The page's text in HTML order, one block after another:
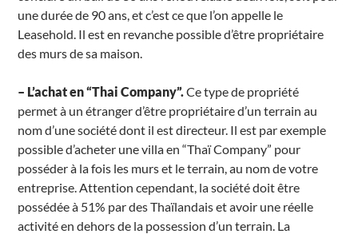
une durée de 90 ans, et c’est ce que l’on appelle le
Leasehold. Il est en revanche possible d’être propriétaire
des murs de sa maison.
– L’achat en “Thai Company”.Ce type de propriété
permet à un étranger d’être propriétaire d’un terrain au
nom d’une société dont il est directeur. Il est par exemple
possible d’acheter une villa en “Thaï Company” pour
posséder à la fois les murs et le terrain, au nom de votre
entreprise. Attention cependant, la société doit être
possédée à 51% par des Thaïlandais et avoir une réelle
activité en dehors de la possession d’un terrain. La